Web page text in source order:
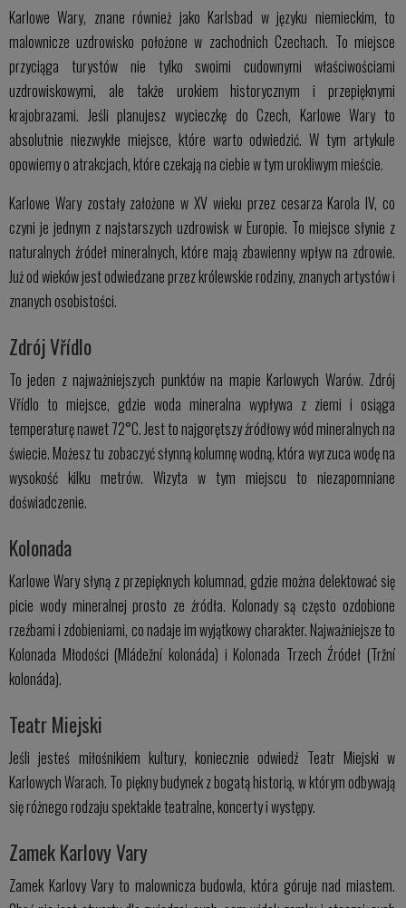
Karlowe Wary, znane również jako Karlsbad w języku niemieckim, to
malownicze uzdrowisko położone w zachodnich Czechach. To miejsce
przyciąga turystów nie tylko swoimi cudownymi właściwościami
uzdrowiskowymi, ale także urokiem historycznym i przepięknymi
krajobrazami. Jeśli planujesz wycieczkę do Czech, Karlowe Wary to
absolutnie niezwykłe miejsce, które warto odwiedzić. W tym artykule
opowiemy o atrakcjach, które czekają na ciebie w tym urokliwym mieście.
Karlowe Wary zostały założone w XV wieku przez cesarza Karola IV, co
czyni je jednym z najstarszych uzdrowisk w Europie. To miejsce słynie z
naturalnych źródeł mineralnych, które mają zbawienny wpływ na zdrowie.
Już od wieków jest odwiedzane przez królewskie rodziny, znanych artystów i
znanych osobistości.
Zdrój Vřídlo
To jeden z najważniejszych punktów na mapie Karlowych Warów. Zdrój
Vřídlo to miejsce, gdzie woda mineralna wypływa z ziemi i osiąga
temperaturę nawet 72°C. Jest to najgorętszy źródłowy wód mineralnych na
świecie. Możesz tu zobaczyć słynną kolumnę wodną, która wyrzuca wodę na
wysokość kilku metrów. Wizyta w tym miejscu to niezapomniane
doświadczenie.
Kolonada
Karlowe Wary słyną z przepięknych kolumnad, gdzie można delektować się
picie wody mineralnej prosto ze źródła. Kolonady są często ozdobione
rzeźbami i zdobieniami, co nadaje im wyjątkowy charakter. Najważniejsze to
Kolonada Młodości (Mládežní kolonáda) i Kolonada Trzech Źródeł (Tržní
kolonáda).
Teatr Miejski
Jeśli jesteś miłośnikiem kultury, koniecznie odwiedź Teatr Miejski w
Karlowych Warach. To piękny budynek z bogatą historią, w którym odbywają
się różnego rodzaju spektakle teatralne, koncerty i występy.
Zamek Karlovy Vary
Zamek Karlovy Vary to malownicza budowla, która góruje nad miastem.